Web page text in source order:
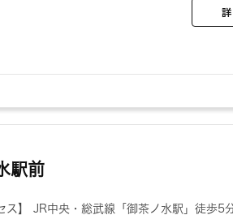
駅前
ス】 JR中央・総武線「御茶ノ水駅」徒歩5